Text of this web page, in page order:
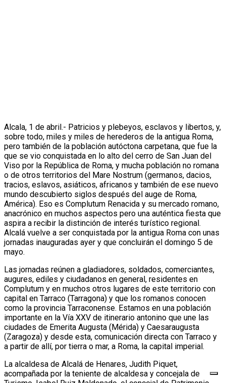
Alcala, 1 de abril.- Patricios y plebeyos, esclavos y libertos, y,
sobre todo, miles y miles de herederos de la antigua Roma,
pero también de la población autóctona carpetana, que fue la
que se vio conquistada en lo alto del cerro de San Juan del
Viso por la República de Roma, y mucha población no romana
o de otros territorios del Mare Nostrum (germanos, dacios,
tracios, eslavos, asiáticos, africanos y también de ese nuevo
mundo descubierto siglos después del auge de Roma,
América). Eso es Complutum Renacida y su mercado romano,
anacrónico en muchos aspectos pero una auténtica fiesta que
aspira a recibir la distinción de interés turístico regional.
Alcalá vuelve a ser conquistada por la antigua Roma con unas
jornadas inauguradas ayer y que concluirán el domingo 5 de
mayo.
Las jornadas reúnen a gladiadores, soldados, comerciantes,
augures, ediles y ciudadanos en general, residentes en
Complutum y en muchos otros lugares de este territorio con
capital en Tarraco (Tarragona) y que los romanos conocen
como la provincia Tarraconense. Estamos en una población
importante en la Vía XXV de itinerario antonino que une las
ciudades de Emerita Augusta (Mérida) y Caesaraugusta
(Zaragoza) y desde esta, comunicación directa con Tarraco y
a partir de allí, por tierra o mar, a Roma, la capital imperial.
La alcaldesa de Alcalá de Henares, Judith Piquet,
acompañada por la teniente de alcaldesa y concejala de